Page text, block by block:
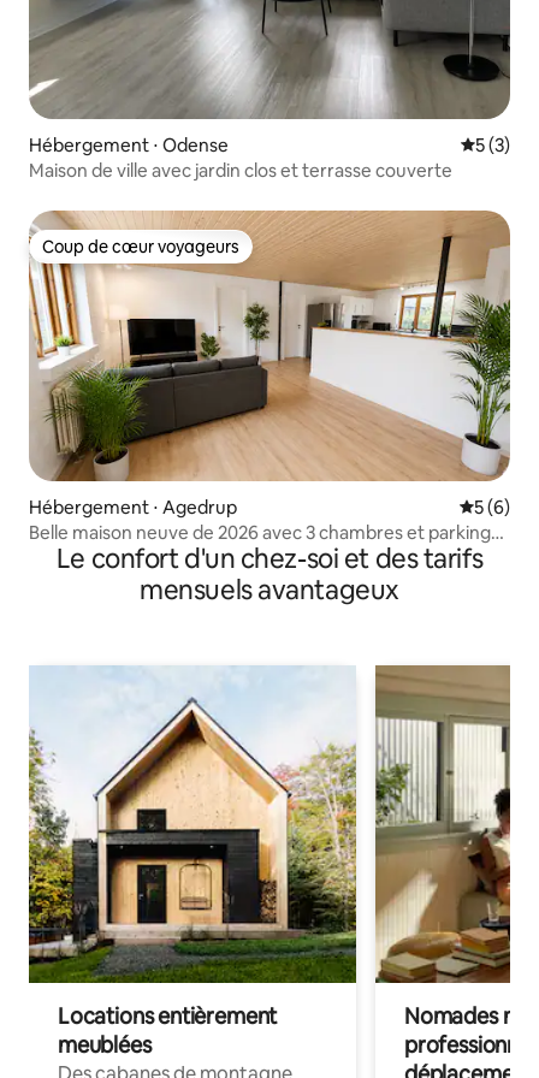
Hébergement ⋅ Odense
5 (3)
Maison de ville avec jardin clos et terrasse couverte
Coup de cœur voyageurs
Coup de cœur voyageurs
Hébergement ⋅ Agedrup
5 (6)
Belle maison neuve de 2026 avec 3 chambres et parking
gratuit
Le confort d'un chez-soi et des tarifs
mensuels avantageux
Locations entièrement
meublées
Nomades